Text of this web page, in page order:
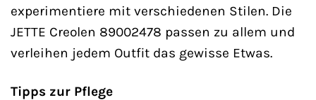
experimentiere mit verschiedenen Stilen. Die
JETTE Creolen 89002478 passen zu allem und
verleihen jedem Outfit das gewisse Etwas.
Tipps zur Pflege